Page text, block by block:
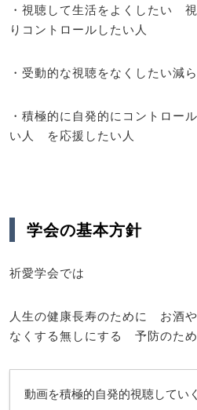
・視聴して生活をよくしたい
りコントロールしたい人
・受動的な視聴をなくしたい減
・積極的に自発的にコントロー
い人 を応援したい人
学会の基本方針
祈愛学会では
人生の健康長寿のために お酒
なくする無しにする 予防のた
動画を積極的自発的視聴してい